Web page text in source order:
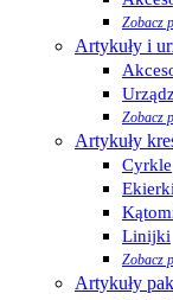
Zobacz
Artykuły i
Zobacz
Artykuły
Cyrkle
Linijki
Zobacz
Artykuły